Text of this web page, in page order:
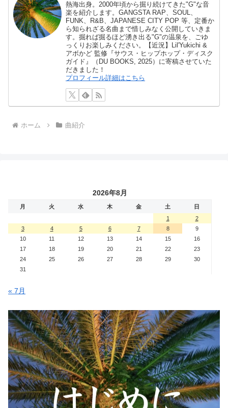
熱海出身。2000年頃から掘り続けてきた"G"な音
楽を紹介します。GANGSTA RAP、SOUL、
FUNK、R&B、JAPANESE CITY POP 等、定番か
ら知られざる名曲まで惜しみなく公開していきま
す。掘れば掘るほど湧き出る"G"の温泉を、ごゆ
っくりお楽しみください。【近況】Lil'Yukichi &
アボかど 監修『サウス・ヒップホップ・ディスク
ガイド』（DU BOOKS, 2025）に寄稿させていた
だきました！
プロフィール詳細はこちら
ホーム 曲紹介
2026年8月
月 火 水 木 金 土
日
1
2
3
4 5 6 7 8
9
10
11 12 13 14 15
16
17
18 19 20 21 22
23
24
25 26 27 28 29
30
31
« 7月